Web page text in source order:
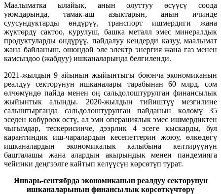
Маалыматка ылайык, анын олуттуу өсүүсү соода
уюмдарында, тамак-аш азыктарын, анын ичинде
суусундуктарды өндүрүү, транспорт ишмердиги жана
жүктөрдү сактоо, курулуш, башка металл эмес минералдык
продуктуларды өндүрүү, пайдалуу кендерди казуу, маалымат
жана байланыш, ошондой эле электр энергия жана газ менен
камсыздоо (жабдуу) ишканаларында белгиленди.
2021-жылдын 9 айынын жыйынтыгы боюнча экономиканын
реалдуу секторунун ишканалары тарабынан 60 млрд. сом
өлчөмүндө пайда менен оң сальдолоштурулган финансылык
жыйынтык алынды. 2020-жылдын тийиштүү мезгилине
салыштырганда сальдолоштурулган пайданын көлөмү 35
эседен көбүрөөк өстү, ал эми операциялык эмес ишмердиктен
чыгымдар, тескерисинче, дээрлик 4 эсеге кыскарды, бул
карантиндик иш-чаралардын кесепеттерин жоюу, өлкөдөгү
ишканалардын экономикалык калыбына келтирүүнүн
башталашы жана алардын акырындык менен пандемияга
чейинки деңгээлге кайтып келүүсүн көрсөтүп турат.
Январь-сентябрда экономиканын реалдуу секторунун
ишканаларынын финансылык көрсөткүчтөрү